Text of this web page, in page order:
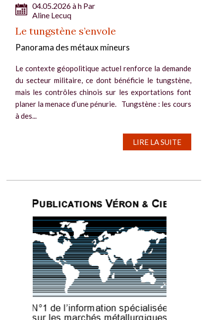
04.05.2026 à h Par
Aline Lecuq
Le tungstène s’envole
Panorama des métaux mineurs
Le contexte géopolitique actuel renforce la demande
du secteur militaire, ce dont bénéficie le tungstène,
mais les contrôles chinois sur les exportations font
planer la menace d’une pénurie. Tungstène : les cours
à des...
LIRE LA SUITE